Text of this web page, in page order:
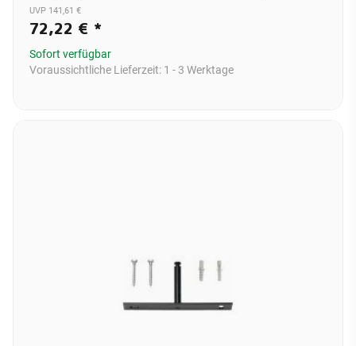
UVP 141,61 €
72,22 € *
Sofort verfügbar
Voraussichtliche Lieferzeit: 1 - 3 Werktage